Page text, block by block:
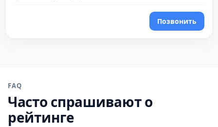
Позвонить
FAQ
Часто спрашивают о
рейтинге